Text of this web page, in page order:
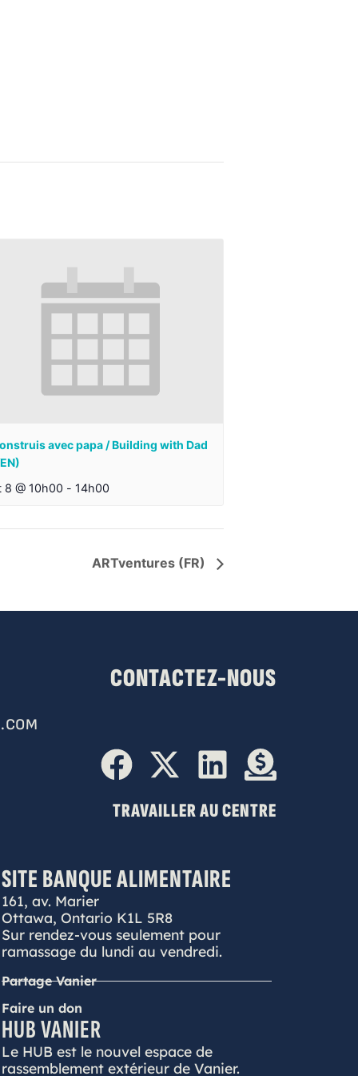
avec papa / Building with Dad
8 @ 10h00 - 14h00
ARTventures (FR)
CONTACTEZ-NOUS
TRAVAILLER AU CENTRE
SITE BANQUE ALIMENTAIRE
161, av. Marier
Ottawa, Ontario K1L 5R8
Sur rendez-vous seulement pour
ramassage du lundi au vendredi.
Partage Vanier
Faire un don
HUB VANIER
Le HUB est le nouvel espace de
rassemblement extérieur de Vanier.